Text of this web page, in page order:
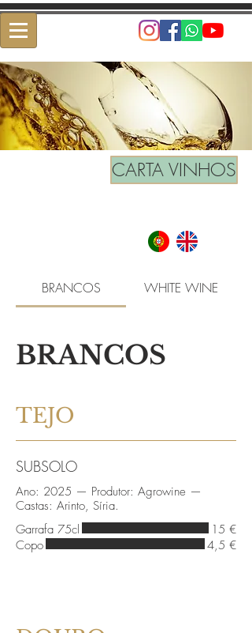
CARTA VINHOS
BRANCOS WHITE WINE
BRANCOS
TEJO
SUBSOLO
Ano: 2025 — Produtor: Agrowine —
Castas: Arinto, Síria.
Garrafa 75cl
15 €
Copo
4,5 €